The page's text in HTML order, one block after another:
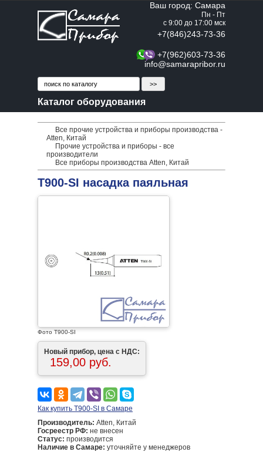
Ваш город: Самара
Пн - Пт
с 9:00 до 17:00 мск
+7(846)243-73-36
+7(962)603-73-36
info@samarapribor.ru
Каталог оборудования
Все прочие устройства и приборы производства -
Atten, Китай
Прочие устройства и приборы - все
производители
Все приборы производства Atten, Китай
T900-SI насадка паяльная
Фото T900-SI
Новый прибор, цена с НДС:
159,00 руб.
Как купить T900-SI в Самаре
Производитель: Atten, Китай
Госреестр РФ: не внесен
Статус: производится
Наличие в Самаре: уточняйте у менеджеров